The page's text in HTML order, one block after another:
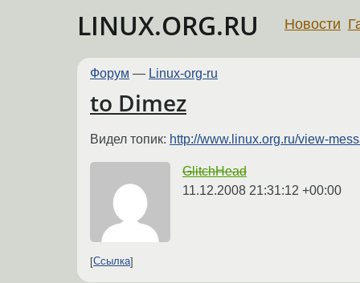
LINUX.ORG.RU Новости
Форум — Linux-org-ru
to Dimez
Видел топик: http://www.linux.org.ru/view-
GlitchHead
11.12.2008 21:31:12 +00:00
Ссылка